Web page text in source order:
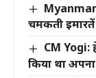
चमकती इमारतें
CM Yogi:
किया था अपना